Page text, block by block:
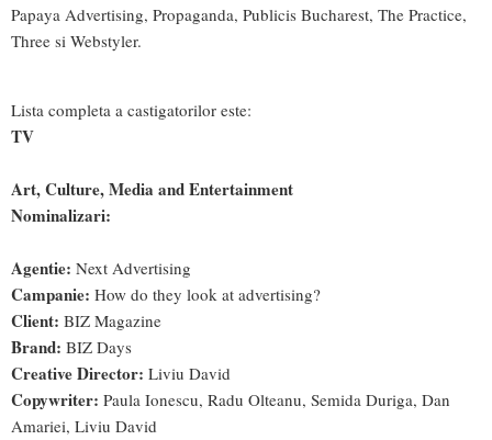
Papaya Advertising, Propaganda, Publicis Bucharest, The Practice,
Three si Webstyler.
Lista completa a castigatorilor este:
TV
Art, Culture, Media and Entertainment
Nominalizari:
Agentie: Next Advertising
Campanie: How do they look at advertising?
Client: BIZ Magazine
Brand: BIZ Days
Creative Director: Liviu David
Copywriter: Paula Ionescu, Radu Olteanu, Semida Duriga, Dan
Amariei, Liviu David